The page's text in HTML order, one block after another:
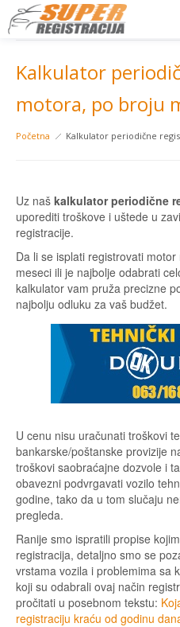
Kalkulator
motora, po broju
Početna Kalkulator periodične
Uz naš kalkulator periodične
uporediti troškove i uštede u
registracije.
Da li se isplati registrovati
meseci ili je najbolje odabrati
kalkulator vam pruža precizne
najbolju odluku za vaš budžet.
U cenu nisu uračunati troškovi
bankarske/poštanske provizije
troškovi saobraćajne dozvole i
obavezni podvrgavati vozilo
godine, tako da u tom slučaju
pregleda.
Ranije smo ispratili propise
registracija, detaljno smo se
vrstama vozila i problemima sa
koji su odabrali ovaj način
pročitati u posebnom tekstu:
registraciju kraću od godinu